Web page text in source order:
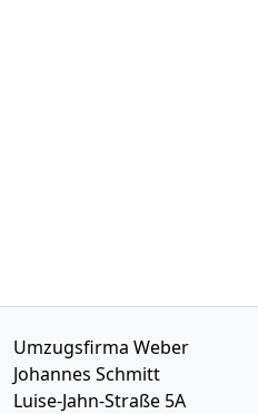
Umzugsfirma Weber
Johannes Schmitt
Luise-Jahn-Straße 5A